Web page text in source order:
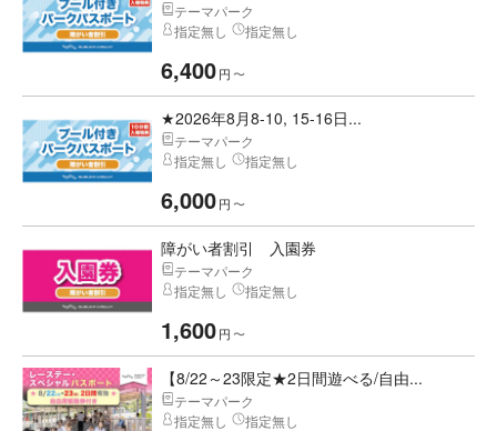
テーマパーク
指定無し
指定無し
6,400円 〜
★2026年8月8-10, 15-16日...
テーマパーク
指定無し
指定無し
6,000円 〜
障がい者割引 入園券
テーマパーク
指定無し
指定無し
1,600円 〜
【8/22～23限定★2日間遊べる/自由...
テーマパーク
指定無し
指定無し